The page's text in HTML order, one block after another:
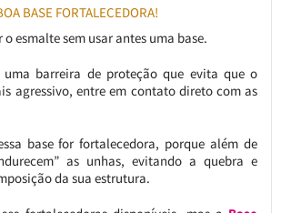
BASE FORTALECEDORA!
esmalte sem usar antes uma base.
barreira de proteção que evita que o
agressivo, entre em contato direto com as
base for fortalecedora, porque além de
as unhas, evitando a quebra e
da sua estrutura.